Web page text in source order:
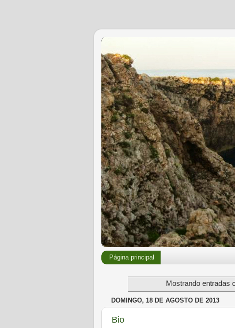
Página principal
Mostrando entradas
DOMINGO, 18 DE AGOSTO DE 2013
Bio